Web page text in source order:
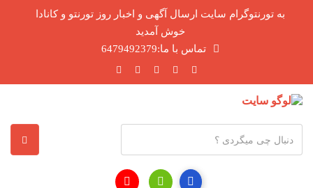
به تورنتوگرام سایت ارسال آگهی و اخبار روز تورنتو و کانادا
خوش آمدید
تماس با ما:6479492379